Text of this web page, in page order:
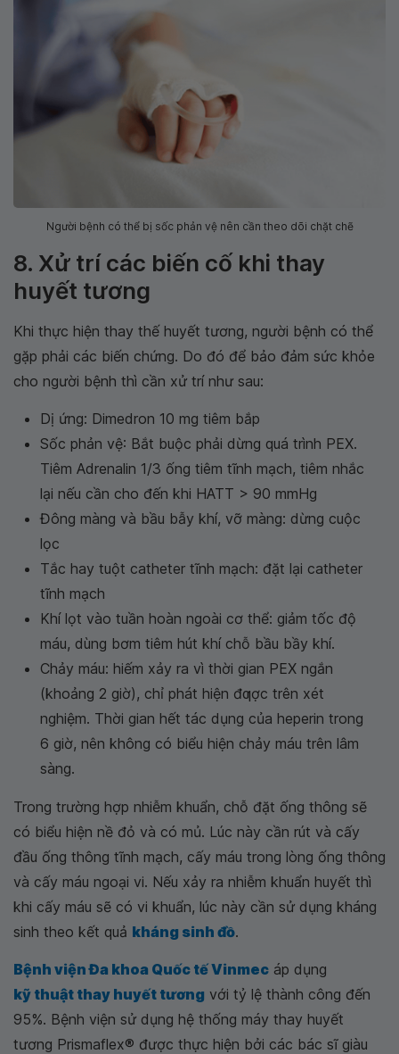
Người bệnh có thể bị sốc phản vệ nên cần theo dõi chặt chẽ
8. Xử trí các biến cố khi thay
huyết tương
Khi thực hiện thay thế huyết tương, người bệnh có thể
gặp phải các biến chứng. Do đó để bảo đảm sức khỏe
cho người bệnh thì cần xử trí như sau:
Dị ứng: Dimedron 10 mg tiêm bắp
Sốc phản vệ: Bắt buộc phải dừng quá trình PEX.
Tiêm Adrenalin 1/3 ống tiêm tĩnh mạch, tiêm nhắc
lại nếu cần cho đến khi HATT > 90 mmHg
Đông màng và bầu bẫy khí, vỡ màng: dừng cuộc
lọc
Tắc hay tuột catheter tĩnh mạch: đặt lại catheter
tĩnh mạch
Khí lọt vào tuần hoàn ngoài cơ thể: giảm tốc độ
máu, dùng bơm tiêm hút khí chỗ bầu bầy khí.
Chảy máu: hiếm xảy ra vì thời gian PEX ngắn
(khoảng 2 giờ), chỉ phát hiện đƣợc trên xét
nghiệm. Thời gian hết tác dụng của heperin trong
6 giờ, nên không có biểu hiện chảy máu trên lâm
sàng.
Trong trường hợp nhiễm khuẩn, chỗ đặt ống thông sẽ
có biểu hiện nề đỏ và có mủ. Lúc này cần rút và cấy
đầu ống thông tĩnh mạch, cấy máu trong lòng ống thông
và cấy máu ngoại vi. Nếu xảy ra nhiễm khuẩn huyết thì
khi cấy máu sẽ có vi khuẩn, lúc này cần sử dụng kháng
sinh theo kết quả kháng sinh đồ.
Bệnh viện Đa khoa Quốc tế Vinmec áp dụng
kỹ thuật thay huyết tương với tỷ lệ thành công đến
95%. Bệnh viện sử dụng hệ thống máy thay huyết
tương Prismaflex® được thực hiện bởi các bác sĩ giàu